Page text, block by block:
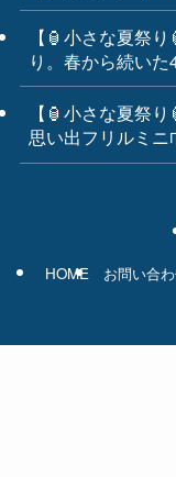
【🏮小さな夏祭
り。春から続いた
【🏮小さな夏祭
思い出フリルミニ
HOME お問い合